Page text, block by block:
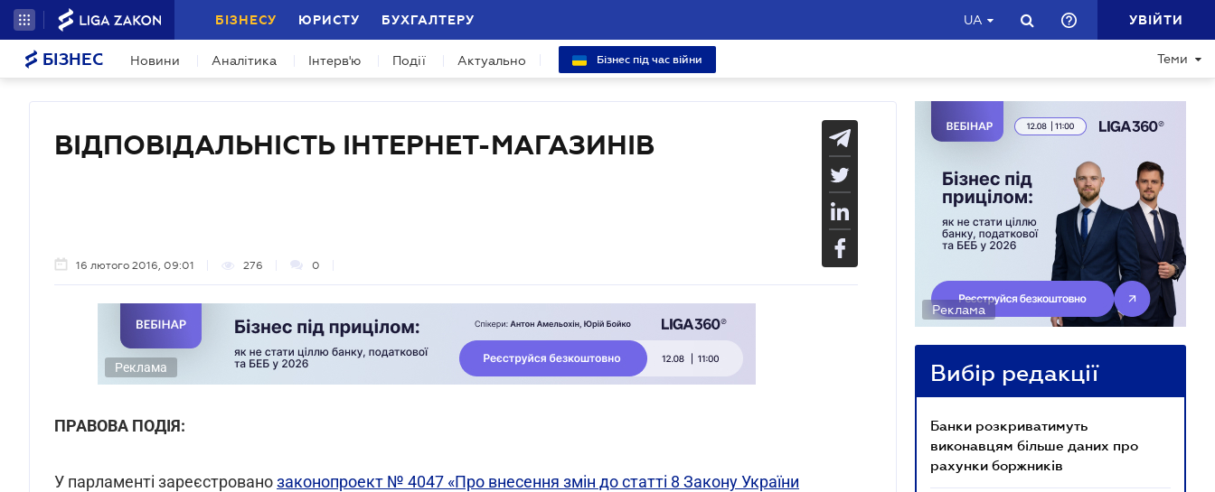
БІЗНЕСУ ЮРИСТУ БУХГАЛТЕРУ UA УВІЙТИ
БІЗНЕС Новини Аналітика Інтерв'ю Події Актуально Бізнес під час війни Теми
ВІДПОВІДАЛЬНІСТЬ ІНТЕРНЕТ-МАГАЗИНІВ
16 лютого 2016, 09:01 276 0
Реклама
ПРАВОВА ПОДІЯ:
У парламенті зареєстрованозаконопроект № 4047 «Про внесення змін до статті 8 Закону України
Реклама
Вибір редакції
Банки розкриватимуть
виконавцям більше даних про
рахунки боржників